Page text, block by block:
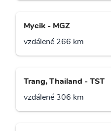
Myeik - MGZ
vzdálené 266 km
Trang, Thailand - TST
vzdálené 306 km